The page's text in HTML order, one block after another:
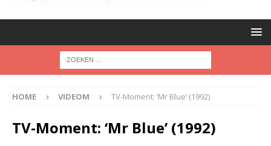
HOME VIDEOM TV-Moment: ‘Mr Blue’ (1992)
TV-Moment: ‘Mr Blue’ (1992)